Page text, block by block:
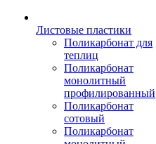
Листовые пластики
Поликарбонат для
теплиц
Поликарбонат
монолитный
профилированный
Поликарбонат
сотовый
Поликарбонат